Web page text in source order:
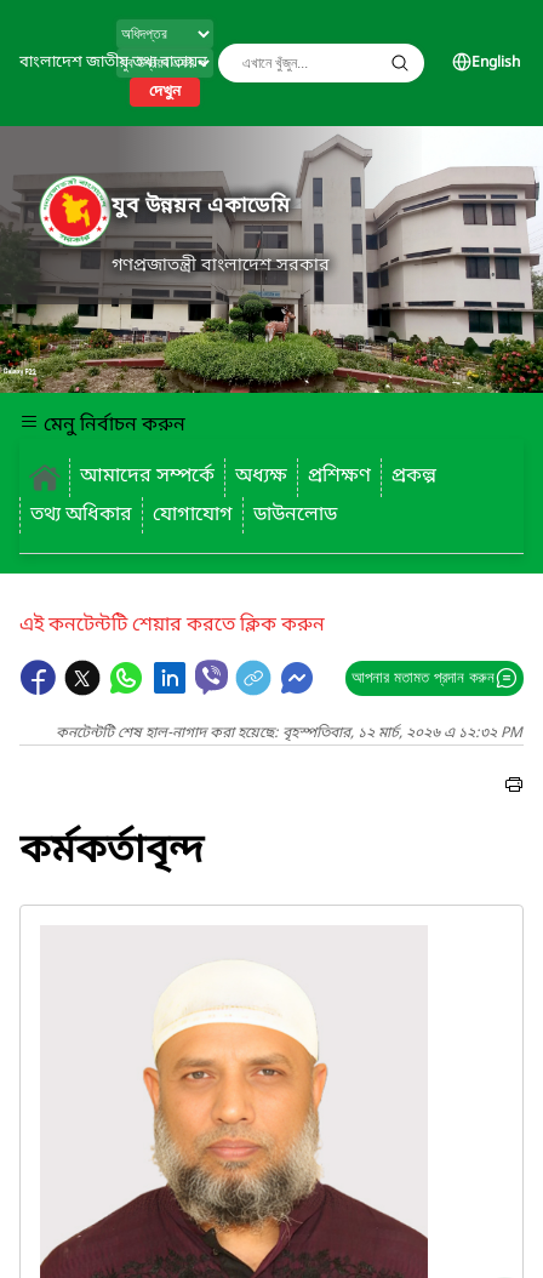
বাংলাদেশ জাতীয় তথ্য বাতায়ন
দেখুন
English
যুব উন্নয়ন একাডেমি
গণপ্রজাতন্ত্রী বাংলাদেশ সরকার
মেনু নির্বাচন করুন
আমাদের সম্পর্কে
অধ্যক্ষ প্রশিক্ষণ
প্রকল্প
তথ্য অধিকার
যোগাযোগ ডাউনলোড
এই কনটেন্টটি শেয়ার করতে ক্লিক করুন
আপনার মতামত প্রদান করুন
কনটেন্টটি শেষ হাল-নাগাদ করা হয়েছে: বৃহস্পতিবার, ১২ মার্চ, ২০২৬ এ ১২:৩২ PM
কর্মকর্তাবৃন্দ